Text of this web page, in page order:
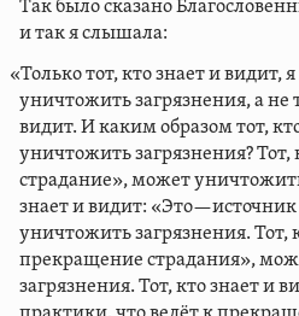
Так было сказано
и так я слышала:
«Только тот, кто знает и видит,
уничтожить загрязнения, а не
видит. И каким образом тот,
уничтожить загрязнения?
страдание», может
знает и видит:
уничтожить загрязнения. Тот,
прекращение страдания»,
загрязнения. Тот, кто знает и